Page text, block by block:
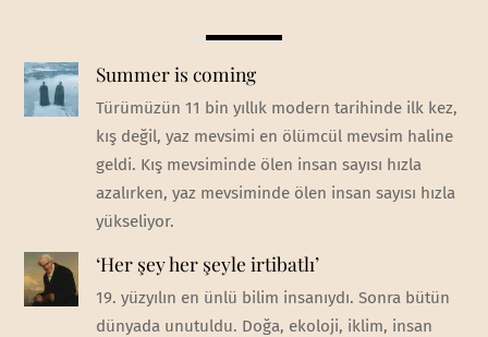
Summer is coming
Türümüzün 11 bin yıllık modern tarihinde ilk kez,
kış değil, yaz mevsimi en ölümcül mevsim haline
geldi. Kış mevsiminde ölen insan sayısı hızla
azalırken, yaz mevsiminde ölen insan sayısı hızla
yükseliyor.
‘Her şey her şeyle irtibatlı’
19. yüzyılın en ünlü bilim insanıydı. Sonra bütün
dünyada unutuldu. Doğa, ekoloji, iklim, insan